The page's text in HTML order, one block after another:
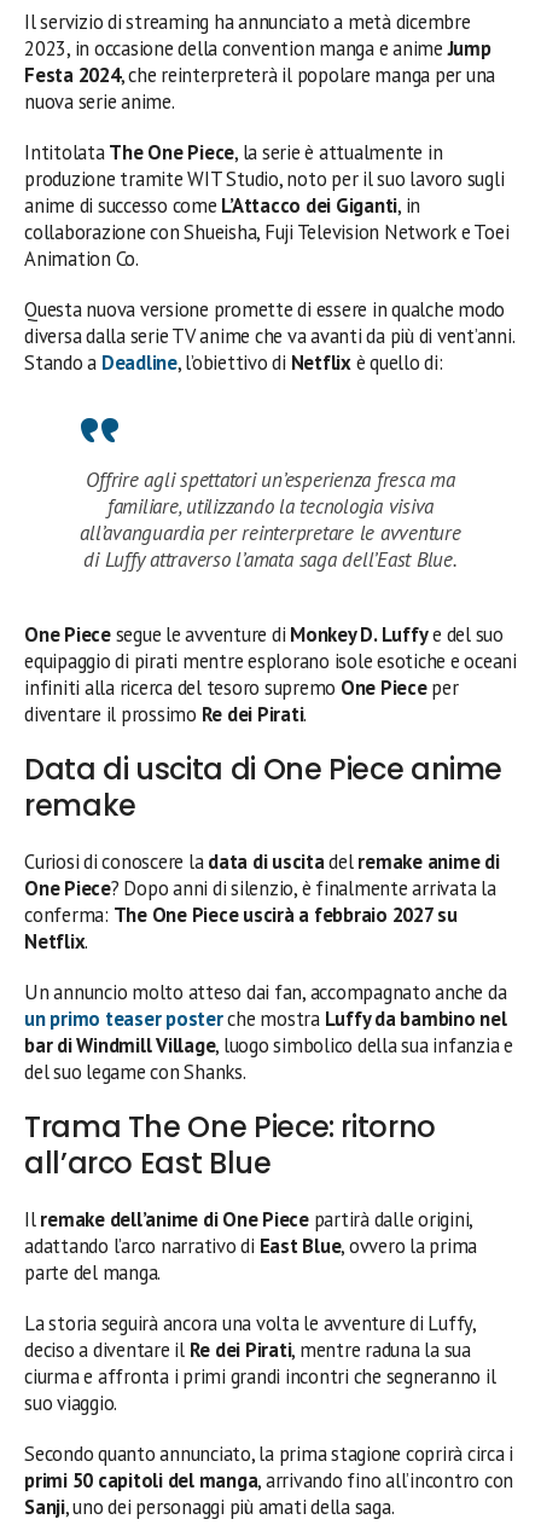
Il servizio di streaming ha annunciato a metà dicembre
2023, in occasione della convention manga e animeJump
Festa 2024, che reinterpreterà il popolare manga per una
nuova serie anime.
IntitolataThe One Piece, la serie è attualmente in
produzione tramite WIT Studio, noto per il suo lavoro sugli
anime di successo come L’Attacco dei Giganti, in
collaborazione con Shueisha, Fuji Television Network e Toei
Animation Co.
Questa nuova versione promette di essere in qualche modo
diversa dalla serie TV anime che va avanti da più di vent’anni.
Stando a Deadline, l’obiettivo di Netflixè quello di:
Offrire agli spettatori un’esperienza fresca ma
familiare, utilizzando la tecnologia visiva
all’avanguardia per reinterpretare le avventure
di Luffy attraverso l’amata saga dell’East Blue.
One Piecesegue le avventure di Monkey D. Luffye del suo
equipaggio di pirati mentre esplorano isole esotiche e oceani
infiniti alla ricerca del tesoro supremo One Pieceper
diventare il prossimo Re dei Pirati.
Data di uscita di One Piece anime
remake
Curiosi di conoscere ladata di uscitadelremake anime di
One Piece? Dopo anni di silenzio, è finalmente arrivata la
conferma: The One Piece uscirà a febbraio 2027 su
Netflix.
Un annuncio molto atteso dai fan, accompagnato anche da
un primo teaser posterche mostra Luffy da bambino nel
bar di Windmill Village, luogo simbolico della sua infanzia e
del suo legame con Shanks.
Trama The One Piece: ritorno
all’arco East Blue
Ilremake dell’anime di One Piecepartirà dalle origini,
adattando l’arco narrativo di East Blue, ovvero la prima
parte del manga.
La storia seguirà ancora una volta le avventure di Luffy,
deciso a diventare il Re dei Pirati, mentre raduna la sua
ciurma e affronta i primi grandi incontri che segneranno il
suo viaggio.
Secondo quanto annunciato, la prima stagione coprirà circa i
primi 50 capitoli del manga, arrivando fino all’incontro con
Sanji, uno dei personaggi più amati della saga.